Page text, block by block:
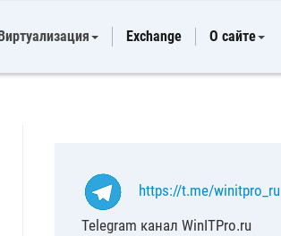
Exchange О сайте
https://t.me/winitpro_ru
Telegram канал WinITPro.ru